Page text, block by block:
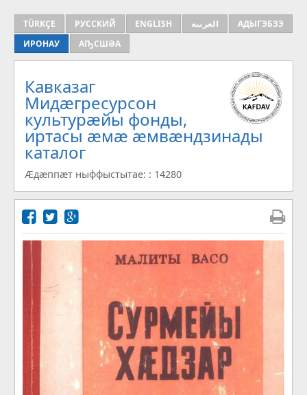
TÜRKÇE РУССКИЙ ENGLISH العربية
АДЫГЭБЗЭ
ИРОНАУ
АҦСШӘА
Кавказаг
Мидæгресурсон
культурæйы фонды,
иртасы æмæ æмвæндзинады
каталог
Æдæппæт ныффыстытае: : 14280